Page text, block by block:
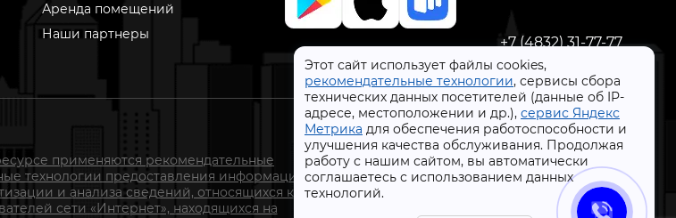
Этот сайт использует файлы cookies,
рекомендательные технологии, сервисы сбора
технических данных посетителей (данные об IP-
адресе, местоположении и др.), сервис Яндекс
Метрика для обеспечения работоспособности и
улучшения качества обслуживания. Продолжая
работу с нашим сайтом, вы автоматически
соглашаетесь с использованием данных
технологий.
Аренда помещений
Наши партнеры
+7 (4832) 31-77-77
применяются рекомендательные
технологии предоставления информации
и анализа сведений, относящихся к
сети «Интернет», находящихся на
СтройлоН 1998-2026 г.
Публичная оферта
Обработка персональных данных